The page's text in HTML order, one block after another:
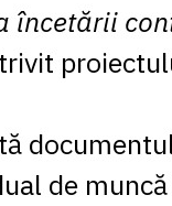
încetării
de